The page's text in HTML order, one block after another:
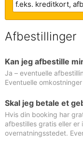
Afbestillinger
Kan jeg afbestille
Ja – eventuelle
Eventuelle
Skal jeg betale et
Hvis din booking har
afbestilles gratis eller
overnatningsstedet.